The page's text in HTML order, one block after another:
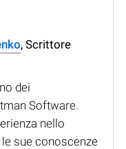
, Scrittore
dei
Software.
nello
sue conoscenze